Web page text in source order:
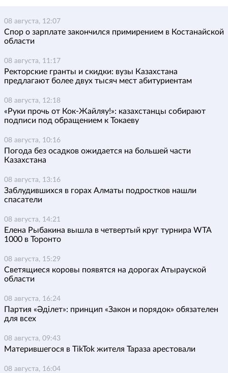
08 августа, 12:07
Спор о зарплате закончился примирением в Костанайской
области
08 августа, 11:17
Ректорские гранты и скидки: вузы Казахстана
предлагают более двух тысяч мест абитуриентам
08 августа, 12:18
«Руки прочь от Кок-Жайляу!»: казахстанцы собирают
подписи под обращением к Токаеву
08 августа, 10:16
Погода без осадков ожидается на большей части
Казахстана
08 августа, 13:16
Заблудившихся в горах Алматы подростков нашли
спасатели
08 августа, 14:21
Елена Рыбакина вышла в четвертый круг турнира WTA
1000 в Торонто
08 августа, 15:29
Светящиеся коровы появятся на дорогах Атырауской
области
08 августа, 16:24
Партия «Әділет»: принцип «Закон и порядок» обязателен
для всех
08 августа, 09:43
Матерившегося в TikTok жителя Тараза арестовали
08 августа, 16:04